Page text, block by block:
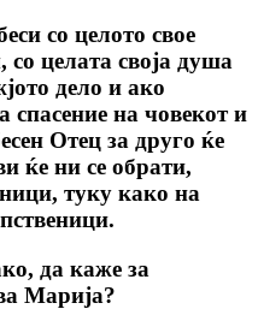
со целото свое
со целата своја душа
дело и ако
спасение на човекот и
Отец за друго ќе
ќе ни се обрати,
туку како на
да каже за
Марија?